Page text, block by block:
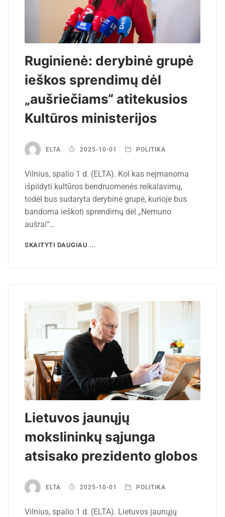
Ruginienė: derybinė grupė
ieškos sprendimų dėl
„aušriečiams“ atitekusios
Kultūros ministerijos
ELTA 2025-10-01 POLITIKA
Vilnius, spalio 1 d. (ELTA). Kol kas neįmanoma
išpildyti kultūros bendruomenės reikalavimų,
todėl bus sudaryta derybinė grupė, kurioje bus
bandoma ieškoti sprendimų dėl „Nemuno
aušrai“…
SKAITYTI DAUGIAU ...
Lietuvos jaunųjų
mokslininkų sąjunga
atsisako prezidento globos
ELTA 2025-10-01 POLITIKA
Vilnius, spalio 1 d. (ELTA). Lietuvos jaunųjų